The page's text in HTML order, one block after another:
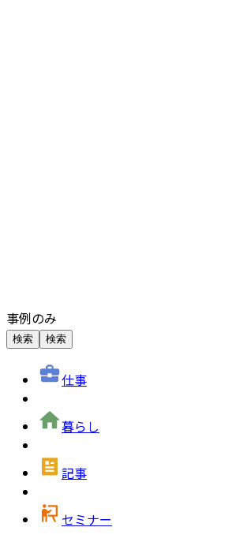
事例のみ
検索 検索
仕事
暮らし
記事
セミナー